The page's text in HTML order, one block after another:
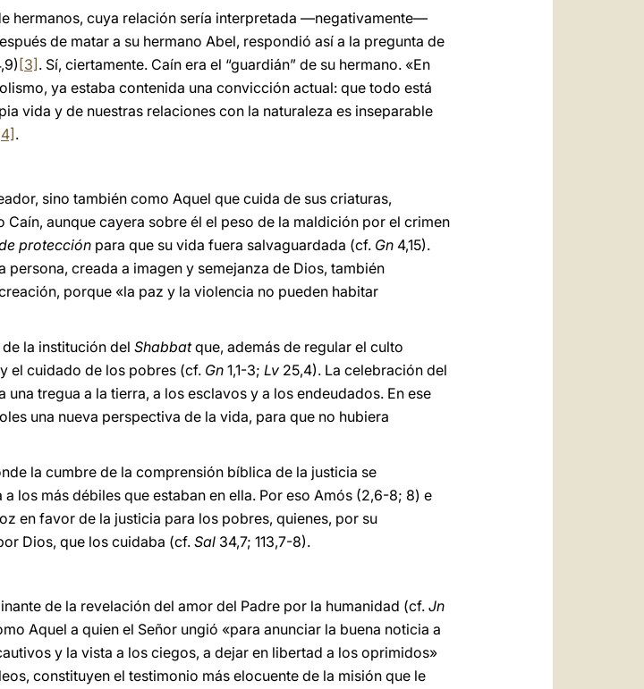
hermanos, cuya relación sería interpretada —negativamente—
de matar a su hermano Abel, respondió así a la pregunta de
[3] . Sí, ciertamente. Caín era el “guardián” de su hermano. «En
ya estaba contenida una convicción actual: que todo está
vida y de nuestras relaciones con la naturaleza es inseparable
.
sino también como Aquel que cuida de sus criaturas,
aunque cayera sobre él el peso de la maldición por el crimen
protección para que su vida fuera salvaguardada (cf. Gn 4,15).
persona, creada a imagen y semejanza de Dios, también
porque «la paz y la violencia no pueden habitar
la institución del Shabbatque, además de regular el culto
el cuidado de los pobres (cf. Gn 1,1-3; Lv 25,4). La celebración del
tregua a la tierra, a los esclavos y a los endeudados. En ese
una nueva perspectiva de la vida, para que no hubiera
la cumbre de la comprensión bíblica de la justicia se
los más débiles que estaban en ella. Por eso Amós (2,6-8; 8) e
en favor de la justicia para los pobres, quienes, por su
Dios, que los cuidaba (cf. Sal 34,7; 113,7-8).
de la revelación del amor del Padre por la humanidad (cf. Jn
Aquel a quien el Señor ungió «para anunciar la buena noticia a
y la vista a los ciegos, a dejar en libertad a los oprimidos»
constituyen el testimonio más elocuente de la misión que le